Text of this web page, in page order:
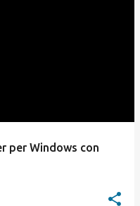
per Windows con